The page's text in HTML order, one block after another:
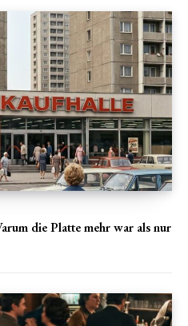
die Platte mehr war als nur